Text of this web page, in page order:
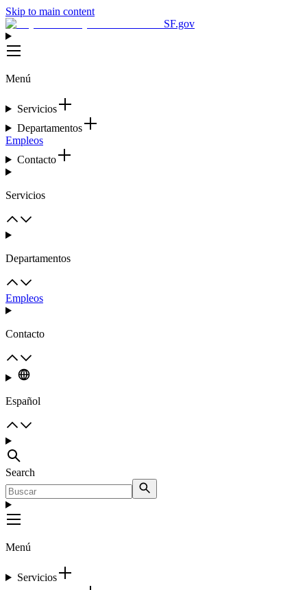
Skip to main content
SF.gov
Menú
Servicios
Departamentos
Empleos
Contacto
Servicios
Departamentos
Empleos
Contacto
Español
Search
Menú
Servicios